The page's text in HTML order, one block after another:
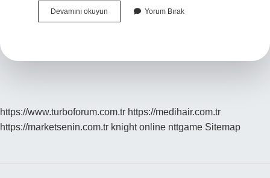
Devamını okuyun
Köftesi
Yorum Bırak
https://www.turboforum.com.tr https://medihair.com.tr
https://marketsenin.com.tr knight online nttgame Sitemap